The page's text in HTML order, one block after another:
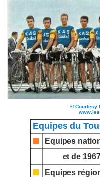
©Courtesy
Equipes du
Equipes
et de 1967
Equipes